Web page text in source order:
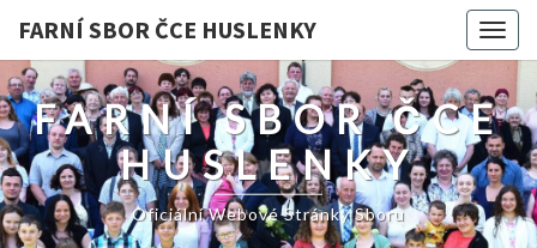
FARNÍ SBOR ČCE HUSLENKY
FARNÍ SBOR ČCE
HUSLENKY
Oficiální Webové Stránky Sboru